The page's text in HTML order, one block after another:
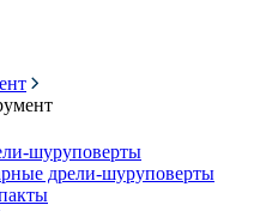
шуруповерты
дрели-шуруповерты